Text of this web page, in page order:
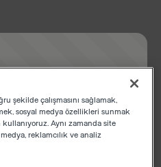
şekilde çalışmasını sağlamak,
sosyal medya özellikleri sunmak
Aynı zamanda site
reklamcılık ve analiz